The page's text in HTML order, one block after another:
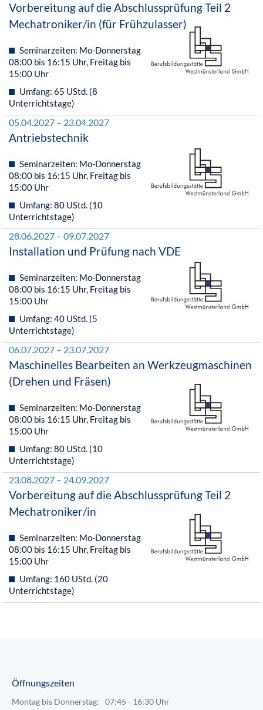
Vorbereitung auf die Abschlussprüfung Teil 2
Mechatroniker/in (für Frühzulasser)
Seminarzeiten: Mo-Donnerstag
08:00 bis 16:15 Uhr, Freitag bis
15:00 Uhr
Umfang: 65 UStd. (8
Unterrichtstage)
05.04.2027 – 23.04.2027
Antriebstechnik
Seminarzeiten: Mo-Donnerstag
08:00 bis 16:15 Uhr, Freitag bis
15:00 Uhr
Umfang: 80 UStd. (10
Unterrichtstage)
28.06.2027 – 09.07.2027
Installation und Prüfung nach VDE
Seminarzeiten: Mo-Donnerstag
08:00 bis 16:15 Uhr, Freitag bis
15:00 Uhr
Umfang: 40 UStd. (5
Unterrichtstage)
06.07.2027 – 23.07.2027
Maschinelles Bearbeiten an Werkzeugmaschinen
(Drehen und Fräsen)
Seminarzeiten: Mo-Donnerstag
08:00 bis 16:15 Uhr, Freitag bis
15:00 Uhr
Umfang: 80 UStd. (10
Unterrichtstage)
23.08.2027 – 24.09.2027
Vorbereitung auf die Abschlussprüfung Teil 2
Mechatroniker/in
Seminarzeiten: Mo-Donnerstag
08:00 bis 16:15 Uhr, Freitag bis
15:00 Uhr
Umfang: 160 UStd. (20
Unterrichtstage)
Öffnungszeiten
Montag bis Donnerstag:
07:45 - 16:30 Uhr